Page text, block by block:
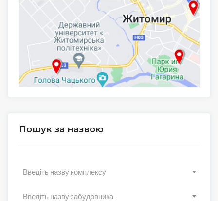
Пошук за назвою
Введіть назву комплексу
Введіть назву забудовника